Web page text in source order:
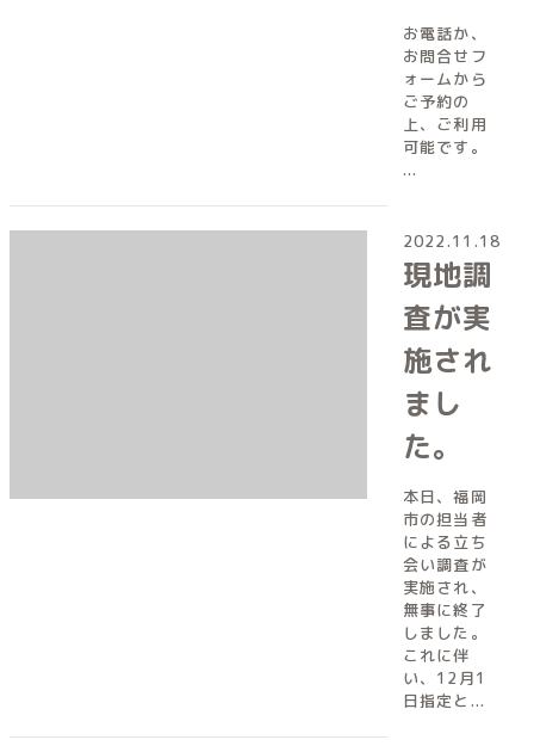
お電話か、
お問合せフ
ォームから
ご予約の
上、ご利用
可能です。
...
2022.11.18
現地調
査が実
施され
まし
た。
本日、福岡
市の担当者
による立ち
会い調査が
実施され、
無事に終了
しました。
これに伴
い、12月1
日指定と...